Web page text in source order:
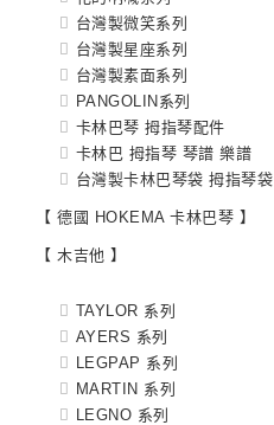
台灣製微笑系列
台灣製星座系列
台灣製素面系列
PANGOLIN系列
卡林巴琴 拇指琴配件
卡林巴 拇指琴 琴譜 樂譜
台灣製卡林巴琴袋 拇指琴袋
【 德國 HOKEMA 卡林巴琴 】
【 木吉他 】
TAYLOR 系列
AYERS 系列
LEGPAP 系列
MARTIN 系列
LEGNO 系列